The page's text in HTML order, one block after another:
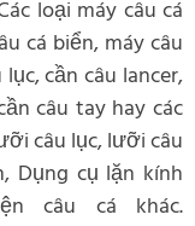
loại máy câu cá
cá biển, máy câu
cần câu lancer,
câu tay hay các
câu lục, lưỡi câu
Dụng cụ lặn kính
câu cá khác.